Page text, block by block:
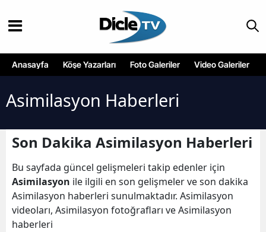
Anasayfa Köşe Yazarları Foto Galeriler Video Galeriler
Asimilasyon Haberleri
Son Dakika Asimilasyon Haberleri
Bu sayfada güncel gelişmeleri takip edenler için
Asimilasyon ile ilgili en son gelişmeler ve son dakika
Asimilasyon haberleri sunulmaktadır. Asimilasyon
videoları, Asimilasyon fotoğrafları ve Asimilasyon
haberleri